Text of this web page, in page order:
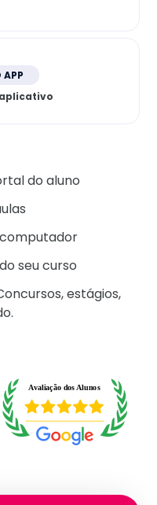
APP
aplicativo
do aluno
seu curso
oncursos, estágios,